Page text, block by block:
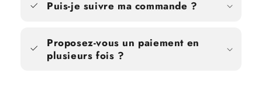
Puis-je suivre ma commande ?
Proposez-vous un paiement en
plusieurs fois ?